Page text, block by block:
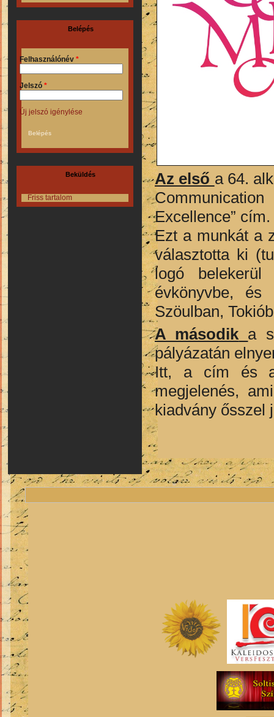
Belépés
Felhasználónév *
Jelszó *
Új jelszó igénylése
Beküldés
Friss tartalom
Az első a 64.
Excellence” cím.
Ezt a munkát a
választotta ki
logó belekerül
évkönyvbe,
Szöulban,
A második a
pályázatán
Itt, a cím és a
megjelenés,
kiadvány ősszel